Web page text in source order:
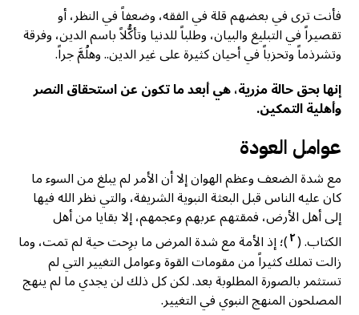
فأنت ترى في بعضهم قلة في الفقه، وضعفاً في النظر، أو
تقصيراً في التبليغ والبيان، وطلباً للدنيا وتأكُّلاً باسم الدين، وفرقة
وتشرذماً وتحزباً في أحيان كثيرة على غير الدين.. وهلُمَّ جراً.
إنها بحق حالة مزرية، هي أبعد ما تكون عن استحقاق النصر
وأهلية التمكين.
عوامل العودة
مع شدة الضعف وعظم الهوان إلا أن الأمر لم يبلغ من السوء ما
كان عليه الناس قبل البعثة النبوية الشريفة، والتي نظر الله فيها
إلى أهل الأرض، فمقتهم عربهم وعجمهم، إلا بقايا من أهل
الكتاب. (٢)؛ إذ الأمة مع شدة المرض ما برِحت حية لم تمت، وما
زالت تملك كثيراً من مقومات القوة وعوامل التغيير التي لم
تستثمر بالصورة المطلوبة بعد. لكن كل ذلك لن يجدي ما لم ينهج
المصلحون المنهج النبوي في التغيير.